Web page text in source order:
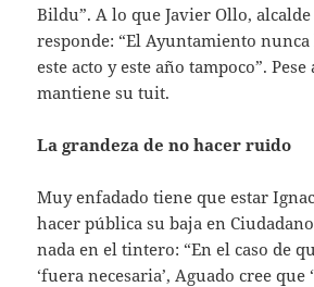
Bildu”. A lo que Javier Ollo,
responde: “El Ayuntamiento
este acto y este año tampoco”.
mantiene su tuit.
La grandeza de no hacer ruido
Muy enfadado tiene que estar
hacer pública su baja en
nada en el tintero: “En el caso de
‘fuera necesaria’, Aguado cree que